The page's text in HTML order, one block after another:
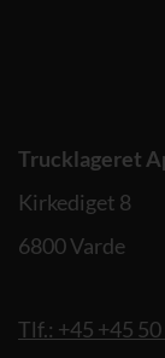
Trucklageret
Kirkediget 8
6800 Varde
Tlf.: +45 +45